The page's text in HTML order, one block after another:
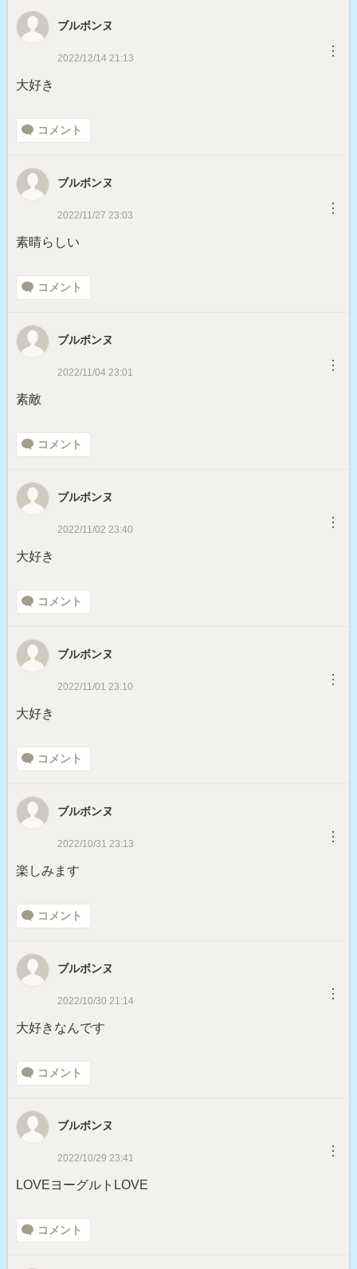
ブルボンヌ
2022/12/14 21:13 ︙
大好き
コメント
ブルボンヌ
2022/11/27 23:03 ︙
素晴らしい
コメント
ブルボンヌ
2022/11/04 23:01 ︙
素敵
コメント
ブルボンヌ
2022/11/02 23:40 ︙
大好き
コメント
ブルボンヌ
2022/11/01 23:10 ︙
大好き
コメント
ブルボンヌ
2022/10/31 23:13 ︙
楽しみます
コメント
ブルボンヌ
2022/10/30 21:14 ︙
大好きなんです
コメント
ブルボンヌ
2022/10/29 23:41 ︙
LOVEヨーグルトLOVE
コメント